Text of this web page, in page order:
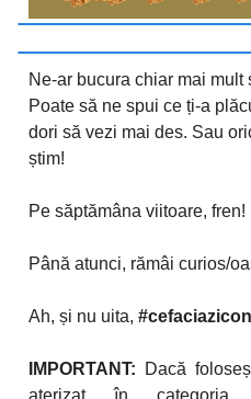
Ne-ar bucura chiar mai
Poate să ne spui ce ți-a
dori să vezi mai des. Sau
știm!
Pe săptămâna viitoare, fren!
Până atunci, rămâi curios/
Ah, și nu uita,
IMPORTANT:
Dacă
aterizat în categoria